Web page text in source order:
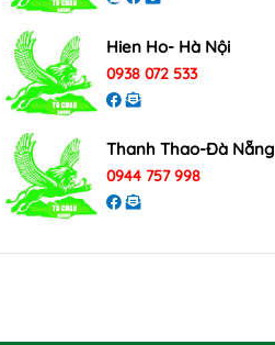
Hien Ho- Hà Nội
0938 072 533
Thanh Thao-Đà Nẵng
0944 757 998